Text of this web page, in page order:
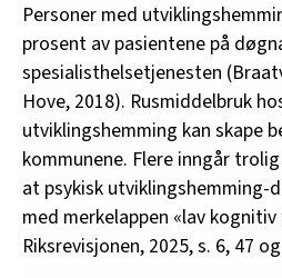
Personer med
prosent av pasientene på
spesialisthelsetjenesten
Hove, 2018). Rusmiddelbruk
utviklingshemming kan skape
kommunene. Flere inngår
at psykisk utviklingshemming-
med merkelappen «lav
Riksrevisjonen, 2025, s. 6, 47